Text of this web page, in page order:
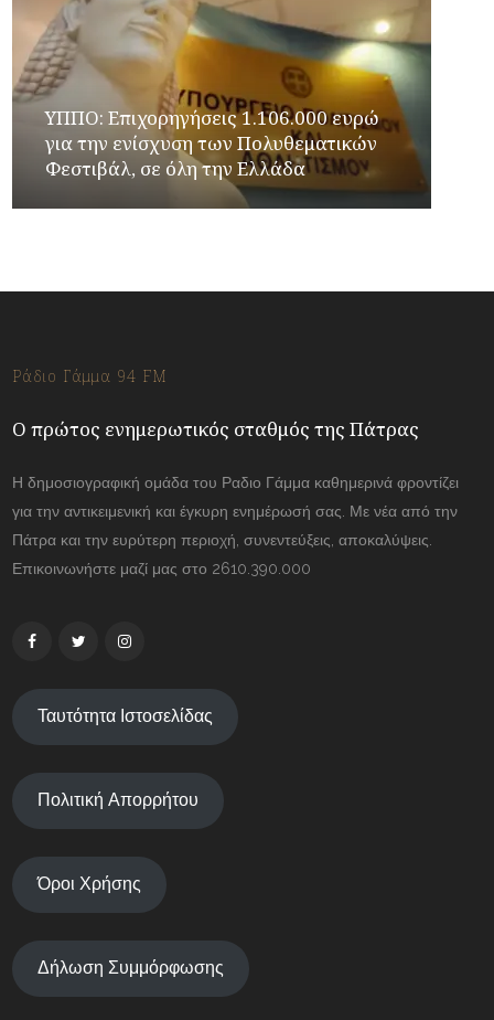
ΥΠΠΟ: Επιχορηγήσεις 1.106.000 ευρώ
για την ενίσχυση των Πολυθεματικών
Φεστιβάλ, σε όλη την Ελλάδα
Ράδιο Γάμμα 94 FM
Ο πρώτος ενημερωτικός σταθμός της Πάτρας
Η δημοσιογραφική ομάδα του Ραδιο Γάμμα καθημερινά φροντίζει
για την αντικειμενική και έγκυρη ενημέρωσή σας. Με νέα από την
Πάτρα και την ευρύτερη περιοχή, συνεντεύξεις, αποκαλύψεις.
Επικοινωνήστε μαζί μας στο 2610.390.000
Ταυτότητα Ιστοσελίδας
Πολιτική Απορρήτου
Όροι Χρήσης
Δήλωση Συμμόρφωσης